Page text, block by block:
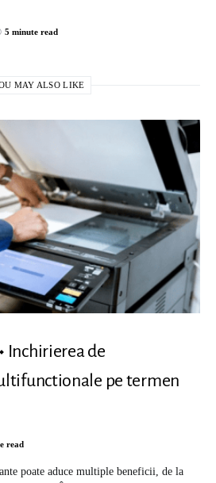
5 minute read
MAY ALSO LIKE
Inchirierea de
pe termen
read
poate aduce multiple beneficii, de la